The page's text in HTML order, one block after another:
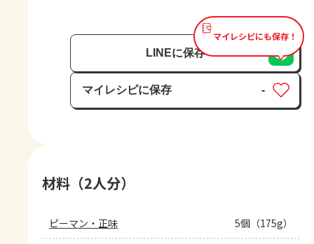
マイレシピにも保存！
LINEに保存
マイレシピに保存
保存済み
-
材料（2人分）
ピーマン・正味 5個（175g）